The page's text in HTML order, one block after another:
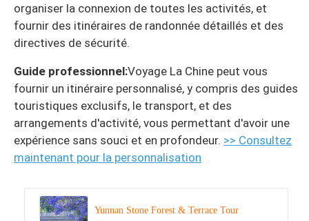
organiser la connexion de toutes les activités, et
fournir des itinéraires de randonnée détaillés et des
directives de sécurité.
Guide professionnel:Voyage La Chine peut vous
fournir un itinéraire personnalisé, y compris des guides
touristiques exclusifs, le transport, et des
arrangements d'activité, vous permettant d'avoir une
expérience sans souci et en profondeur. >> Consultez
maintenant pour la personnalisation
Yunnan Stone Forest & Terrace Tour